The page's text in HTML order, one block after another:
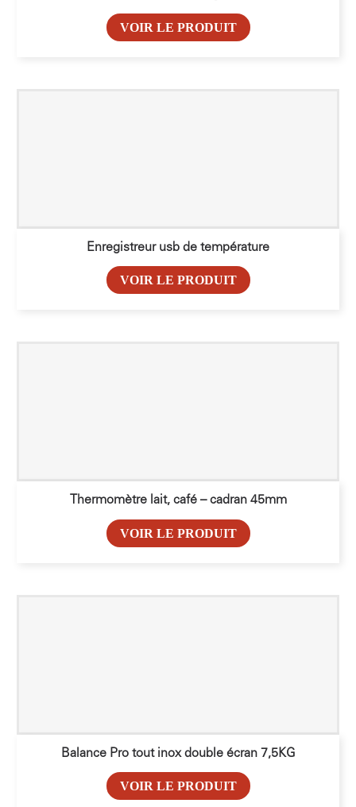
VOIR LE PRODUIT
Enregistreur usb de température
VOIR LE PRODUIT
Thermomètre lait, café – cadran 45mm
VOIR LE PRODUIT
Balance Pro tout inox double écran 7,5KG
VOIR LE PRODUIT